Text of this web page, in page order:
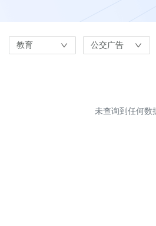
教育 公交广告
未查询到任何数